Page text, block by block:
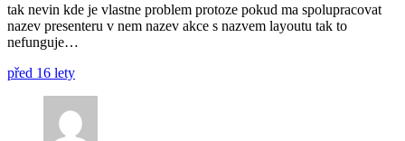
tak nevin kde je vlastne problem protoze pokud ma spolupracovat
nazev presenteru v nem nazev akce s nazvem layoutu tak to
nefunguje…
před 16 lety